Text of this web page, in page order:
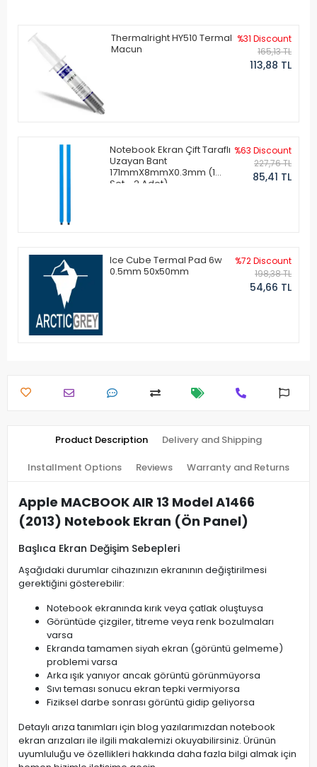
Thermalright HY510 Termal
Macun
%31 Discount
165,13 TL
113,88 TL
Notebook Ekran Çift Taraflı
Uzayan Bant
171mmX8mmX0.3mm (1
Set - 2 Adet)
%63 Discount
227,76 TL
85,41 TL
Ice Cube Termal Pad 6w
0.5mm 50x50mm
%72 Discount
198,38 TL
54,66 TL
Product Description Delivery and Shipping
Installment Options Reviews Warranty and Returns
Apple MACBOOK AIR 13 Model A1466
(2013) Notebook Ekran (Ön Panel)
Başlıca Ekran Değişim Sebepleri
Aşağıdaki durumlar cihazınızın ekranının değiştirilmesi
gerektiğini gösterebilir:
Notebook ekranında kırık veya çatlak oluştuysa
Görüntüde çizgiler, titreme veya renk bozulmaları
varsa
Ekranda tamamen siyah ekran (görüntü gelmeme)
problemi varsa
Arka ışık yanıyor ancak görüntü görünmüyorsa
Sıvı teması sonucu ekran tepki vermiyorsa
Fiziksel darbe sonrası görüntü gidip geliyorsa
Detaylı arıza tanımları için blog yazılarımızdan notebook
ekran arızaları ile ilgili makalemizi okuyabilirsiniz. Ürünün
uyumluluğu ve özellikleri hakkında daha fazla bilgi almak için